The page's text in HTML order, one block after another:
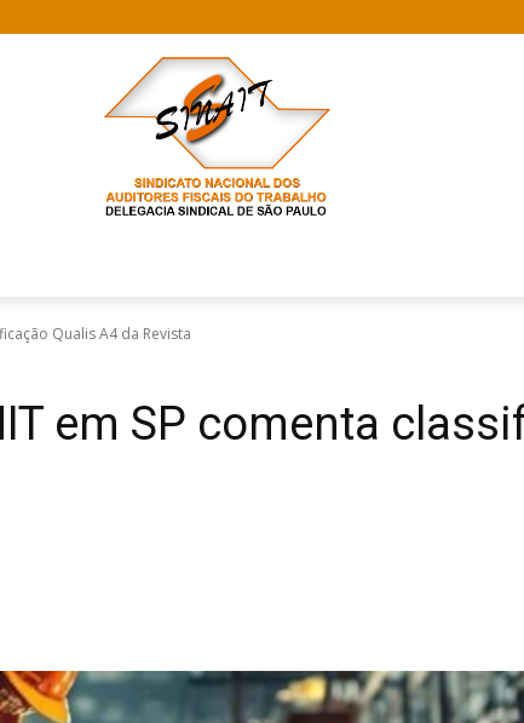
Qualis A4 da Revista
em SP comenta